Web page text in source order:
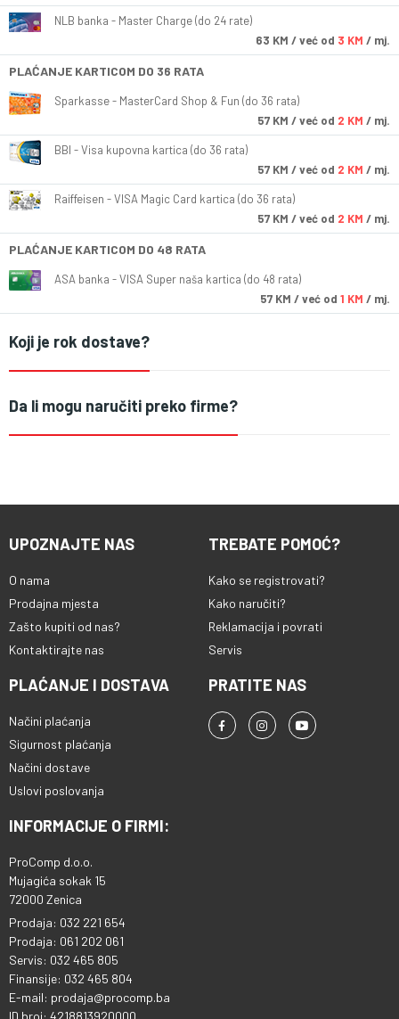
NLB banka - Master Charge (do 24 rate)
63 KM / već od 3 KM / mj.
PLAĆANJE KARTICOM DO 36 RATA
Sparkasse - MasterCard Shop & Fun (do 36 rata)
57 KM / već od 2 KM / mj.
BBI - Visa kupovna kartica (do 36 rata)
57 KM / već od 2 KM / mj.
Raiffeisen - VISA Magic Card kartica (do 36 rata)
57 KM / već od 2 KM / mj.
PLAĆANJE KARTICOM DO 48 RATA
ASA banka - VISA Super naša kartica (do 48 rata)
57 KM / već od 1 KM / mj.
Koji je rok dostave?
Da li mogu naručiti preko firme?
UPOZNAJTE NAS
O nama
Prodajna mjesta
Zašto kupiti od nas?
Kontaktirajte nas
TREBATE POMOĆ?
Kako se registrovati?
Kako naručiti?
Reklamacija i povrati
Servis
PLAĆANJE I DOSTAVA
Načini plaćanja
Sigurnost plaćanja
Načini dostave
Uslovi poslovanja
PRATITE NAS
INFORMACIJE O FIRMI:
ProComp d.o.o.
Mujagića sokak 15
72000 Zenica
Prodaja: 032 221 654
Prodaja: 061 202 061
Servis: 032 465 805
Finansije: 032 465 804
E-mail: prodaja@procomp.ba